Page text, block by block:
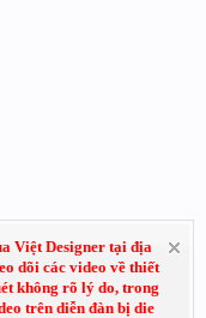
Việt Designer tại địa
dõi các video về thiết
không rõ lý do, trong
trên diễn đàn bị die